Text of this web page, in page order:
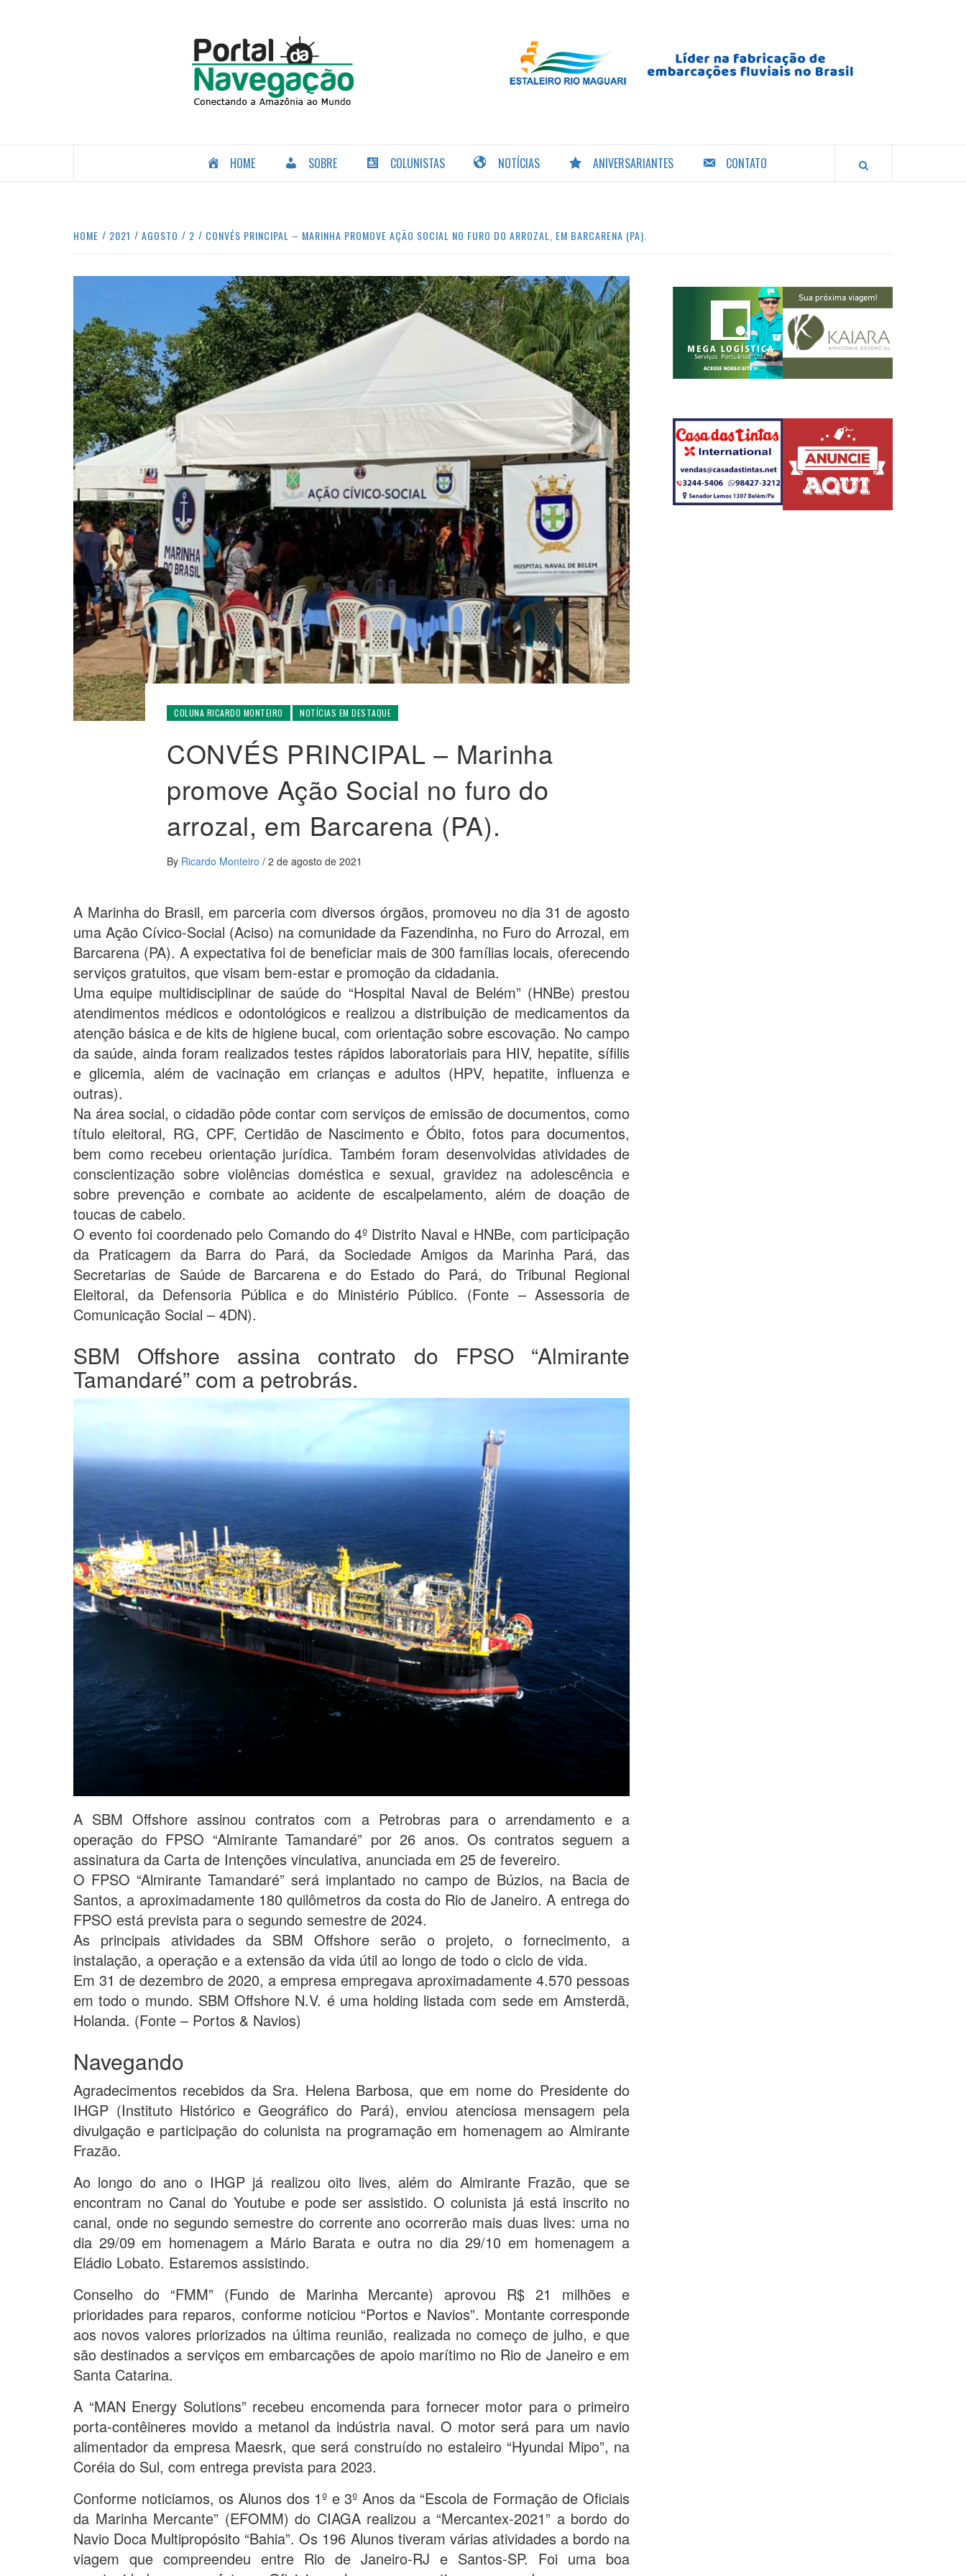
NAVEGAÇÃO
HOME SOBRE COLUNISTAS NOTÍCIAS ANIVERSARIANTES CONTATO
HOME 2021 AGOSTO 2 CONVÉS PRINCIPAL – MARINHA PROMOVE AÇÃO SOCIAL NO FURO DO ARROZAL, EM BARCARENA (PA).
COLUNA RICARDO MONTEIRO NOTÍCIAS EM DESTAQUE
CONVÉS PRINCIPAL – Marinha
promove Ação Social no furo do
arrozal, em Barcarena (PA).
By Ricardo Monteiro / 2 de agosto de 2021
A Marinha do Brasil, em parceria com diversos órgãos, promoveu no dia 31 de agosto
uma Ação Cívico-Social (Aciso) na comunidade da Fazendinha, no Furo do Arrozal, em
Barcarena (PA). A expectativa foi de beneficiar mais de 300 famílias locais, oferecendo
serviços gratuitos, que visam bem-estar e promoção da cidadania.
Uma equipe multidisciplinar de saúde do “Hospital Naval de Belém” (HNBe) prestou
atendimentos médicos e odontológicos e realizou a distribuição de medicamentos da
atenção básica e de kits de higiene bucal, com orientação sobre escovação. No campo
da saúde, ainda foram realizados testes rápidos laboratoriais para HIV, hepatite, sífilis
e glicemia, além de vacinação em crianças e adultos (HPV, hepatite, influenza e
outras).
Na área social, o cidadão pôde contar com serviços de emissão de documentos, como
título eleitoral, RG, CPF, Certidão de Nascimento e Óbito, fotos para documentos,
bem como recebeu orientação jurídica. Também foram desenvolvidas atividades de
conscientização sobre violências doméstica e sexual, gravidez na adolescência e
sobre prevenção e combate ao acidente de escalpelamento, além de doação de
toucas de cabelo.
O evento foi coordenado pelo Comando do 4º Distrito Naval e HNBe, com participação
da Praticagem da Barra do Pará, da Sociedade Amigos da Marinha Pará, das
Secretarias de Saúde de Barcarena e do Estado do Pará, do Tribunal Regional
Eleitoral, da Defensoria Pública e do Ministério Público. (Fonte – Assessoria de
Comunicação Social – 4DN).
SBM Offshore assina contrato do FPSO “Almirante
Tamandaré” com a petrobrás.
A SBM Offshore assinou contratos com a Petrobras para o arrendamento e a
operação do FPSO “Almirante Tamandaré” por 26 anos. Os contratos seguem a
assinatura da Carta de Intenções vinculativa, anunciada em 25 de fevereiro.
O FPSO “Almirante Tamandaré” será implantado no campo de Búzios, na Bacia de
Santos, a aproximadamente 180 quilômetros da costa do Rio de Janeiro. A entrega do
FPSO está prevista para o segundo semestre de 2024.
As principais atividades da SBM Offshore serão o projeto, o fornecimento, a
instalação, a operação e a extensão da vida útil ao longo de todo o ciclo de vida.
Em 31 de dezembro de 2020, a empresa empregava aproximadamente 4.570 pessoas
em todo o mundo. SBM Offshore N.V. é uma holding listada com sede em Amsterdã,
Holanda. (Fonte – Portos & Navios)
Navegando
Agradecimentos recebidos da Sra. Helena Barbosa, que em nome do Presidente do
IHGP (Instituto Histórico e Geográfico do Pará), enviou atenciosa mensagem pela
divulgação e participação do colunista na programação em homenagem ao Almirante
Frazão.
Ao longo do ano o IHGP já realizou oito lives, além do Almirante Frazão, que se
encontram no Canal do Youtube e pode ser assistido. O colunista já está inscrito no
canal, onde no segundo semestre do corrente ano ocorrerão mais duas lives: uma no
dia 29/09 em homenagem a Mário Barata e outra no dia 29/10 em homenagem a
Eládio Lobato. Estaremos assistindo.
Conselho do “FMM” (Fundo de Marinha Mercante) aprovou R$ 21 milhões e
prioridades para reparos, conforme noticiou “Portos e Navios”. Montante corresponde
aos novos valores priorizados na última reunião, realizada no começo de julho, e que
são destinados a serviços em embarcações de apoio marítimo no Rio de Janeiro e em
Santa Catarina.
A “MAN Energy Solutions” recebeu encomenda para fornecer motor para o primeiro
porta-contêineres movido a metanol da indústria naval. O motor será para um navio
alimentador da empresa Maesrk, que será construído no estaleiro “Hyundai Mipo”, na
Coréia do Sul, com entrega prevista para 2023.
Conforme noticiamos, os Alunos dos 1º e 3º Anos da “Escola de Formação de Oficiais
da Marinha Mercante” (EFOMM) do CIAGA realizou a “Mercantex-2021” a bordo do
Navio Doca Multipropósito “Bahia”. Os 196 Alunos tiveram várias atividades a bordo na
viagem que compreendeu entre Rio de Janeiro-RJ e Santos-SP. Foi uma boa